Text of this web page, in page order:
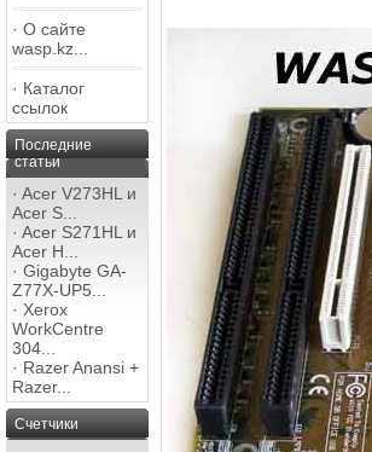
· О сайте
wasp.kz...
· Каталог
ссылок
Последние
статьи
· Acer V273HL и
Acer S...
· Acer S271HL и
Acer H...
· Gigabyte GA-
Z77X-UP5...
· Xerox
WorkCentre
304...
· Razer Anansi +
Razer...
Счетчики